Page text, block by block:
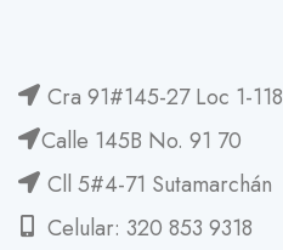
Cra 91#145-27 Loc 1-118
Calle 145B No. 91 70
Cll 5#4-71 Sutamarchán
Celular: 320 853 9318